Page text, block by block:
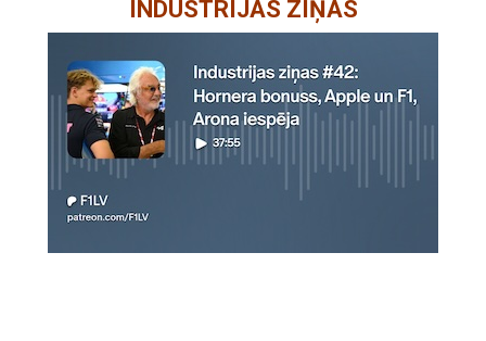
INDUSTRIJAS ZIŅAS